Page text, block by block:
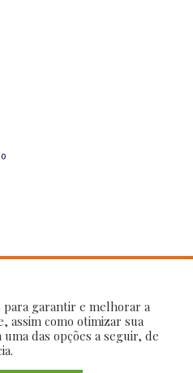
garantir e melhorar a
assim como otimizar sua
das opções a seguir, de